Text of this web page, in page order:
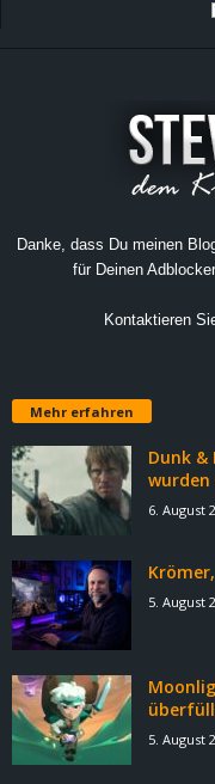
Danke, dass Du meinen
für Deinen
Kontaktieren
Mehr erfahren
Dunk
wurden
6. August
5. August
5. August